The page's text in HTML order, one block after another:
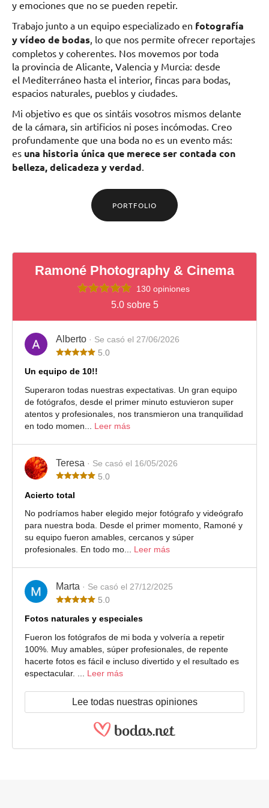
y emociones que no se pueden repetir.
Trabajo junto a un equipo especializado en fotografía
y vídeo de bodas , lo que nos permite ofrecer reportajes
completos y coherentes. Nos movemos por toda
la provincia de Alicante, Valencia y Murcia: desde
el Mediterráneo hasta el interior, fincas para bodas,
espacios naturales, pueblos y ciudades.
Mi objetivo es que os sintáis vosotros mismos delante
de la cámara, sin artificios ni poses incómodas. Creo
profundamente que una boda no es un evento más:
es una historia única que merece ser contada con
belleza, delicadeza y verdad
PORTFOLIO
Ramoné Photography & Cinema
130 opiniones
5.0 sobre 5
Alberto · Se casó el 27/06/2026
5.0
Un equipo de 10!!
Superaron todas nuestras expectativas. Un gran equipo
de fotógrafos, desde el primer minuto estuvieron super
atentos y profesionales, nos transmieron una tranquilidad
en todo momen... Leer más
Teresa · Se casó el 16/05/2026
5.0
Acierto total
No podríamos haber elegido mejor fotógrafo y videógrafo
para nuestra boda. Desde el primer momento, Ramoné y
su equipo fueron amables, cercanos y súper
profesionales. En todo mo... Leer más
Marta · Se casó el 27/12/2025
5.0
Fotos naturales y especiales
Fueron los fotógrafos de mi boda y volvería a repetir
100%. Muy amables, súper profesionales, de repente
hacerte fotos es fácil e incluso divertido y el resultado es
espectacular. ... Leer más
Lee todas nuestras opiniones